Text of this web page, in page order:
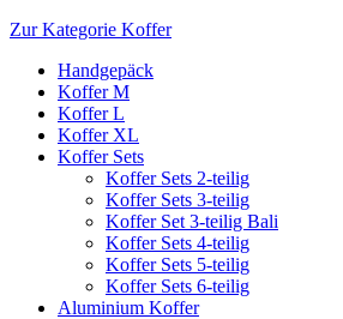
Zur Kategorie Koffer
Handgepäck
Koffer M
Koffer L
Koffer XL
Koffer Sets
Koffer Sets 2-teilig
Koffer Sets 3-teilig
Koffer Set 3-teilig Bali
Koffer Sets 4-teilig
Koffer Sets 5-teilig
Koffer Sets 6-teilig
Aluminium Koffer